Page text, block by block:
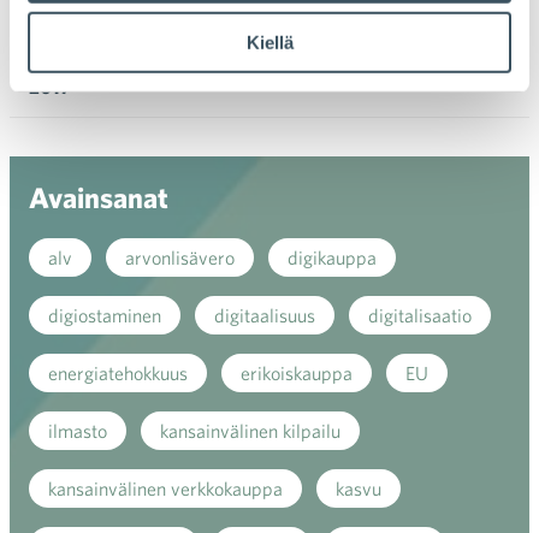
Kiellä
2017
Avainsanat
alv arvonlisävero digikauppa
digiostaminen digitaalisuus digitalisaatio
energiatehokkuus erikoiskauppa EU
ilmasto kansainvälinen kilpailu
kansainvälinen verkkokauppa kasvu